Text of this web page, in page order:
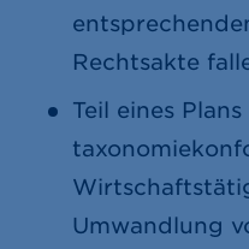
Rechtsakte
Teil eines
Umwandlung